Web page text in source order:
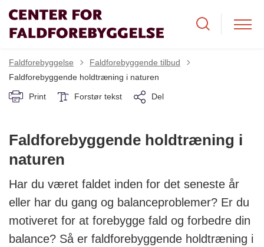
Faldforebyggelse Tilbage til
Faldforebyggende tilbud
Faldforebyggende holdtræning i naturen
Print Forstør tekst Del
Faldforebyggende holdtræning i
naturen
Har du været faldet inden for det seneste år
eller har du gang og balanceproblemer? Er du
motiveret for at forebygge fald og forbedre din
balance? Så er faldforebyggende holdtræning i